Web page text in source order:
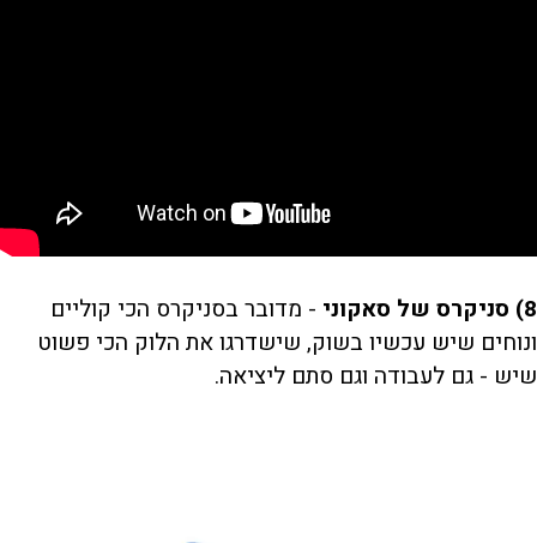
8) סניקרס של סאקוני
- מדובר בסניקרס הכי קוליים
ונוחים שיש עכשיו בשוק, שישדרגו את הלוק הכי פשוט
שיש - גם לעבודה וגם סתם ליציאה.